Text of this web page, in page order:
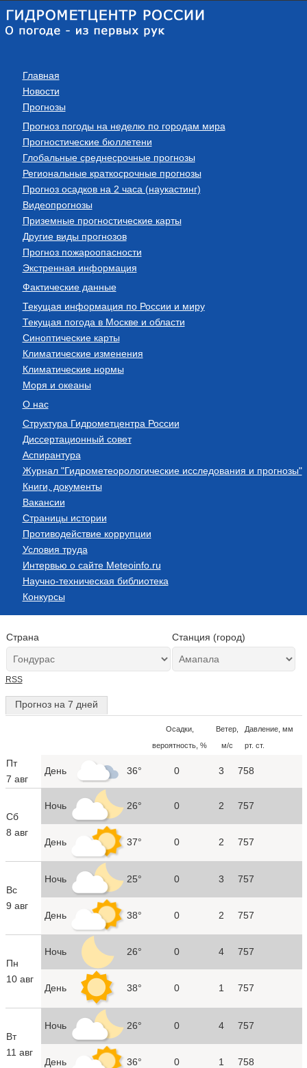
Главная
Новости
Прогнозы
Прогноз погоды на неделю по городам мира
Прогностические бюллетени
Глобальные среднесрочные прогнозы
Региональные краткосрочные прогнозы
Прогноз осадков на 2 часа (наукастинг)
Видеопрогнозы
Приземные прогностические карты
Другие виды прогнозов
Прогноз пожароопасности
Экстренная информация
Фактические данные
Текущая информация по России и миру
Текущая погода в Москве и области
Синоптические карты
Климатические изменения
Климатические нормы
Моря и океаны
О нас
Структура Гидрометцентра России
Диссертационный совет
Аспирантура
Журнал "Гидрометеорологические исследования и прогнозы"
Книги, документы
Вакансии
Страницы истории
Противодействие коррупции
Условия труда
Интервью о сайте Meteoinfo.ru
Научно-техническая библиотека
Конкурсы
Страна Станция (город)
RSS
Прогноз на 7 дней
Осадки,
вероятность, %
Ветер,
м/с
Давление, мм
рт. ст.
Пт
7 авг
День 36° 0 3 758
Сб
8 авг
Ночь 26° 0 2 757
День 37° 0 2 757
Вс
9 авг
Ночь 25° 0 3 757
День 38° 0 2 757
Пн
10 авг
Ночь 26° 0 4 757
День 38° 0 1 757
Вт
11 авг
Ночь 26° 0 4 757
День 36° 0 1 758